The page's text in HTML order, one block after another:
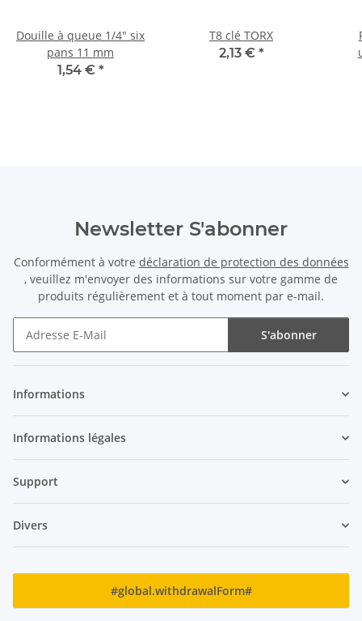
Douille à queue 1/4" six
pans 11 mm
1,54 € *
T8 clé TORX
2,13 € *
Newsletter S'abonner
Conformément à votre déclaration de protection des données
, veuillez m'envoyer des informations sur votre gamme de
produits régulièrement et à tout moment par e-mail.
S'abonner
Informations
Informations légales
Support
Divers
#global.withdrawalForm#